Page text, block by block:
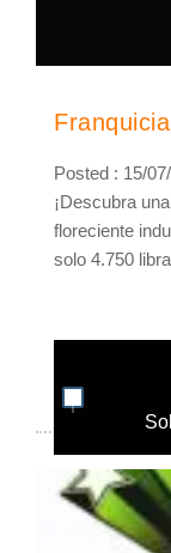
Posted : 15/
¡Descubra
floreciente
solo 4.750